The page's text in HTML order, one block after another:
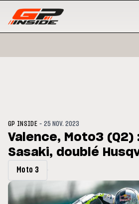
du GP de Grande-
MOTO GP
GP INSIDE -25 NOV. 2023
Valence, Moto3 (Q2)
Sasaki, doublé
Moto 3